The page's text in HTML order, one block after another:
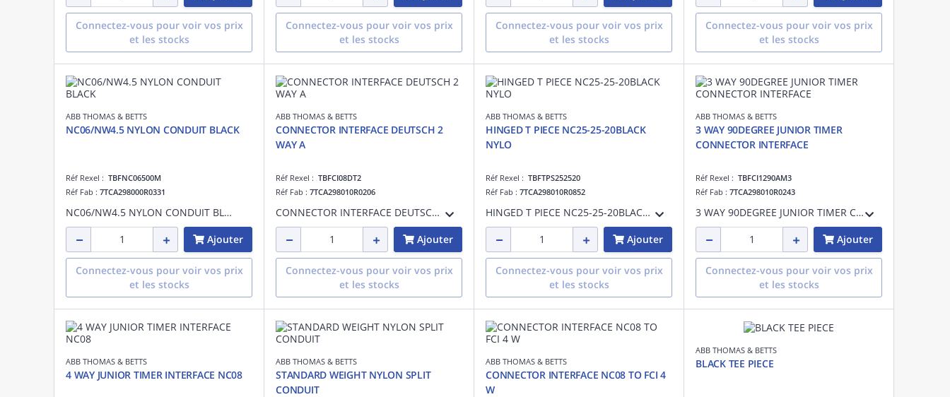
Connectez-vous pour voir vos prix
et les stocks
Connectez-vous pour voir vos prix
et les stocks
Connectez-vous pour voir vos prix
et les stocks
Connectez-vous pour voir vos prix
et les stocks
ABB THOMAS & BETTS
NC06/NW4.5 NYLON CONDUIT BLACK
Réf Rexel : TBFNC06500M
Réf Fab : 7TCA298000R0331
NC06/NW4.5 NYLON CONDUIT BLACK
Ajouter
Connectez-vous pour voir vos prix
et les stocks
ABB THOMAS & BETTS
CONNECTOR INTERFACE DEUTSCH 2
WAY A
Réf Rexel : TBFCI08DT2
Réf Fab : 7TCA298010R0206
CONNECTOR INTERFACE DEUTSCH 2 WAY A
Ajouter
Connectez-vous pour voir vos prix
et les stocks
ABB THOMAS & BETTS
HINGED T PIECE NC25-25-20BLACK
NYLO
Réf Rexel : TBFTPS252520
Réf Fab : 7TCA298010R0852
HINGED T PIECE NC25-25-20BLACK NYLO
Ajouter
Connectez-vous pour voir vos prix
et les stocks
ABB THOMAS & BETTS
3 WAY 90DEGREE JUNIOR TIMER
CONNECTOR INTERFACE
Réf Rexel : TBFCI1290AM3
Réf Fab : 7TCA298010R0243
3 WAY 90DEGREE JUNIOR TIMER CONNECTOR INTERFACE
Ajouter
Connectez-vous pour voir vos prix
et les stocks
ABB THOMAS & BETTS
4 WAY JUNIOR TIMER INTERFACE NC08
ABB THOMAS & BETTS
STANDARD WEIGHT NYLON SPLIT
CONDUIT
ABB THOMAS & BETTS
CONNECTOR INTERFACE NC08 TO FCI 4
W
ABB THOMAS & BETTS
BLACK TEE PIECE